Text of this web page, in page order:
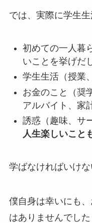
では、実際に学生
初めての一人暮
いことを挙げだ
学生生活（授業
お金のこと（奨
アルバイト、家
誘惑（趣味、サ
人生楽しいこと
学ばなければいけ
僕自身は幸いにも
はありませんでし